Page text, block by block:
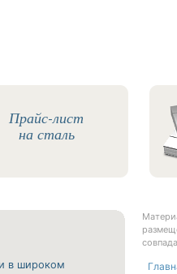
Прайс-лист
на сталь
в широком